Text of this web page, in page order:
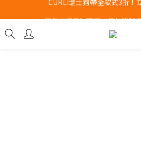
買任何獅子砂可享半價加購獅
Airbuggy 全線現貨8折！立